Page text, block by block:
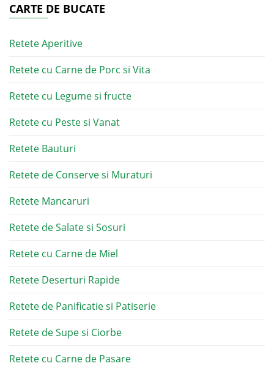
CARTE DE BUCATE
Retete Aperitive
Retete cu Carne de Porc si Vita
Retete cu Legume si fructe
Retete cu Peste si Vanat
Retete Bauturi
Retete de Conserve si Muraturi
Retete Mancaruri
Retete de Salate si Sosuri
Retete cu Carne de Miel
Retete Deserturi Rapide
Retete de Panificatie si Patiserie
Retete de Supe si Ciorbe
Retete cu Carne de Pasare